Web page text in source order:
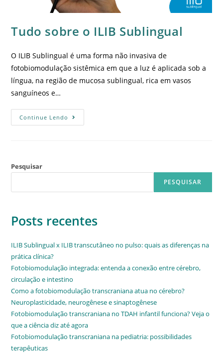
Tudo sobre o ILIB Sublingual
O ILIB Sublingual é uma forma não invasiva de
fotobiomodulação sistêmica em que a luz é aplicada sob a
língua, na região de mucosa sublingual, rica em vasos
sanguíneos e…
Continue Lendo
Pesquisar
PESQUISAR
Posts recentes
ILIB Sublingual x ILIB transcutâneo no pulso: quais as diferenças na
prática clínica?
Fotobiomodulação integrada: entenda a conexão entre cérebro,
circulação e intestino
Como a fotobiomodulação transcraniana atua no cérebro?
Neuroplasticidade, neurogênese e sinaptogênese
Fotobiomodulação transcraniana no TDAH infantil funciona? Veja o
que a ciência diz até agora
Fotobiomodulação transcraniana na pediatria: possibilidades
terapêuticas